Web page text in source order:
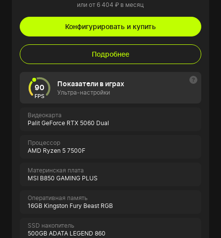
или от 6 404 ₽ в месяц
Конфигурировать и купить
Подробнее
90
FPS
Показатели в играх
Ультра-настройки
Видеокарта
Palit GeForce RTX 5060 Dual
Процессор
AMD Ryzen 5 7500F
Материнская плата
MSI B850 GAMING PLUS
Оперативная память
16GB Kingston Fury Beast RGB
SSD накопитель
500GB ADATA LEGEND 860